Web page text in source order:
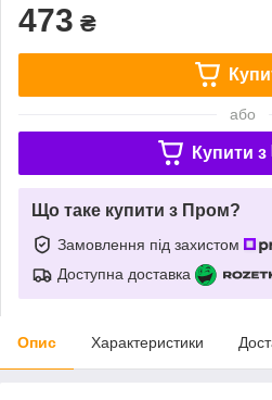
473 ₴
або
Купити з
Що таке купити з Пром?
Замовлення під захистом
Доступна доставка
Опис Характеристики